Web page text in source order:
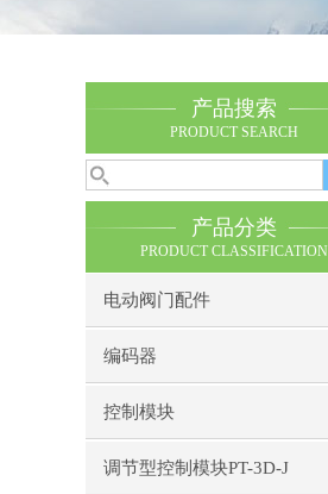
产品搜索
PRODUCT SEARCH
产品分类
PRODUCT CLASSIFICATION
电动阀门配件
编码器
控制模块
调节型控制模块PT-3D-J